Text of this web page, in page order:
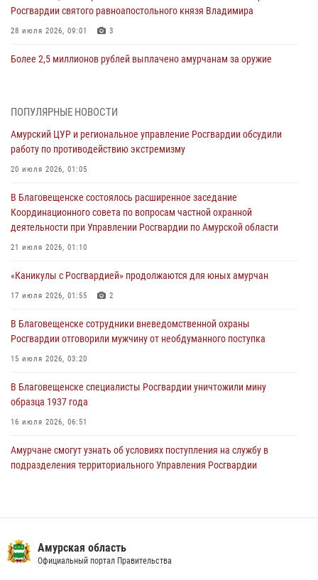
Росгвардии святого равноапостольного князя Владимира
28 июля 2026, 09:01 3
Более 2,5 миллионов рублей выплачено амурчанам за оружие
Росгвардии Амурской области в период с 20 по 26 июля 2026 года
27 июля 2026, 06:28
охраны
23 июля 2026, 07:49
Амурчане смогут узнать об условиях поступления на службу в
23 июля 2026, 00:00
Координационного совета по вопросам частной охранной
деятельности при Управлении Росгвардии по Амурской области
21 июля 2026, 01:10
ПОПУЛЯРНЫЕ НОВОСТИ
Амурский ЦУР и региональное управление Росгвардии обсудили
работу по противодействию экстремизму
20 июля 2026, 01:05
В Благовещенске состоялось расширенное заседание
Координационного совета по вопросам частной охранной
деятельности при Управлении Росгвардии по Амурской области
21 июля 2026, 01:10
«Каникулы с Росгвардией» продолжаются для юных амурчан
17 июля 2026, 01:55 2
В Благовещенске сотрудники вневедомственной охраны
Росгвардии отговорили мужчину от необдуманного поступка
15 июля 2026, 03:20
В Благовещенске специалисты Росгвардии уничтожили мину
образца 1937 года
16 июля 2026, 06:51
Амурчане смогут узнать об условиях поступления на службу в
подразделения территориального Управления Росгвардии
28 июля 2026, 09:01 3
Амурская область
Официальный портал Правительства